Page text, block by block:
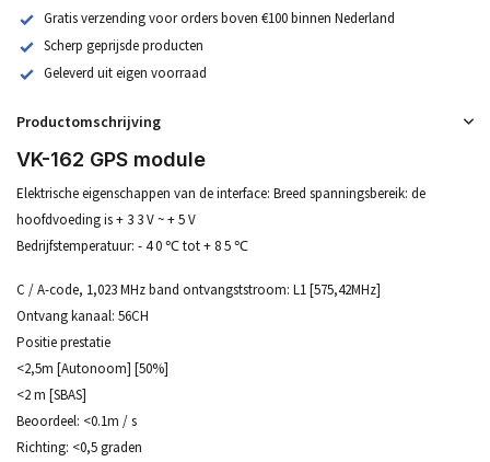
Gratis verzending voor orders boven €100 binnen Nederland
Scherp geprijsde producten
Geleverd uit eigen voorraad
Productomschrijving
VK-162 GPS module
Elektrische eigenschappen van de interface: Breed spanningsbereik: de
hoofdvoeding is + 3 3 V ~ + 5 V
Bedrijfstemperatuur: - 4 0 ℃ tot + 8 5 ℃
C / A-code, 1,023 MHz band ontvangststroom: L1 [575,42MHz]
Ontvang kanaal: 56CH
Positie prestatie
<2,5m [Autonoom] [50%]
<2 m [SBAS]
Beoordeel: <0.1m / s
Richting: <0,5 graden